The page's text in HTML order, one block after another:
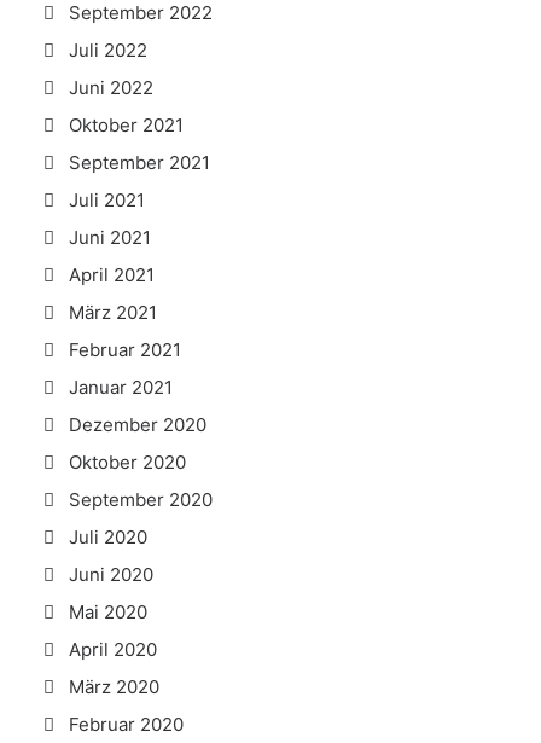
September 2022
Juli 2022
Juni 2022
Oktober 2021
September 2021
Juli 2021
Juni 2021
April 2021
März 2021
Februar 2021
Januar 2021
Dezember 2020
Oktober 2020
September 2020
Juli 2020
Juni 2020
Mai 2020
April 2020
März 2020
Februar 2020